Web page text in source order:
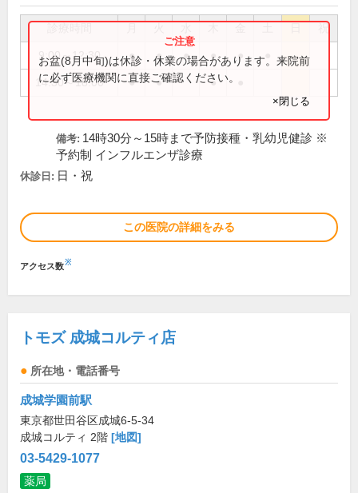
祝
9:00～12:30 ● ● ● ● ●
14:30～18:00 ● ● ●
お盆(8月中旬)は休診・休業の場合があります。来院前
に必ず医療機関に直接ご確認ください。
×閉じる
備考: 14時30分～15時まで予防接種・乳幼児健診 ※
予約制 インフルエンザ診療
休診日: 日・祝
この医院の詳細をみる
アクセス数※
トモズ 成城コルティ店
所在地・電話番号
成城学園前駅
東京都世田谷区成城6-5-34
成城コルティ 2階 [地図]
03-5429-1077
薬局